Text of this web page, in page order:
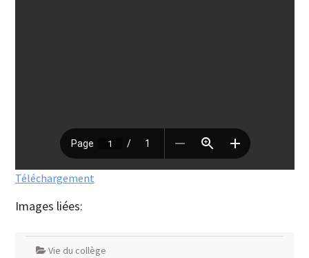
Téléchargement
Images liées:
Vie du collège